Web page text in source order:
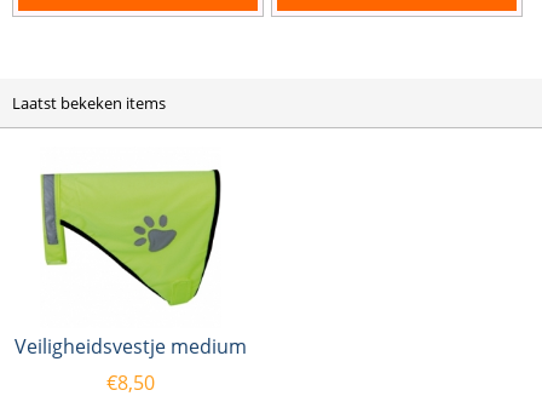
Laatst bekeken items
Veiligheidsvestje medium
€8,50